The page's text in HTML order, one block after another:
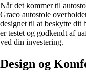
Når det kommer til
Graco autostole
designet til at beskytte
er testet og godkendt af
ved din investering.
Design og